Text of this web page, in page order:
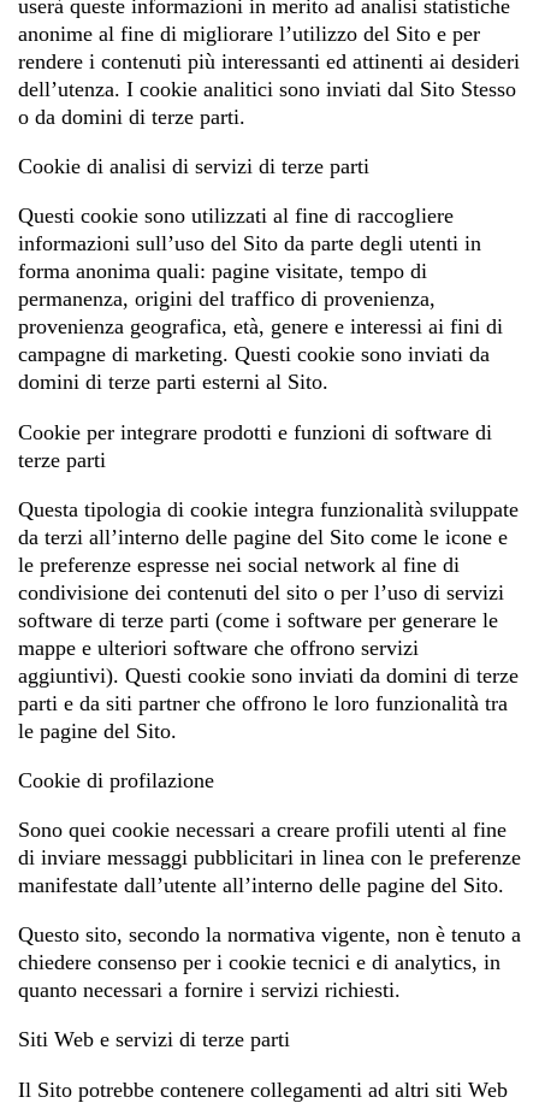
userà queste informazioni in merito ad analisi statistiche
anonime al fine di migliorare l’utilizzo del Sito e per
rendere i contenuti più interessanti ed attinenti ai desideri
dell’utenza. I cookie analitici sono inviati dal Sito Stesso
o da domini di terze parti.
Cookie di analisi di servizi di terze parti
Questi cookie sono utilizzati al fine di raccogliere
informazioni sull’uso del Sito da parte degli utenti in
forma anonima quali: pagine visitate, tempo di
permanenza, origini del traffico di provenienza,
provenienza geografica, età, genere e interessi ai fini di
campagne di marketing. Questi cookie sono inviati da
domini di terze parti esterni al Sito.
Cookie per integrare prodotti e funzioni di software di
terze parti
Questa tipologia di cookie integra funzionalità sviluppate
da terzi all’interno delle pagine del Sito come le icone e
le preferenze espresse nei social network al fine di
condivisione dei contenuti del sito o per l’uso di servizi
software di terze parti (come i software per generare le
mappe e ulteriori software che offrono servizi
aggiuntivi). Questi cookie sono inviati da domini di terze
parti e da siti partner che offrono le loro funzionalità tra
le pagine del Sito.
Cookie di profilazione
Sono quei cookie necessari a creare profili utenti al fine
di inviare messaggi pubblicitari in linea con le preferenze
manifestate dall’utente all’interno delle pagine del Sito.
Questo sito, secondo la normativa vigente, non è tenuto a
chiedere consenso per i cookie tecnici e di analytics, in
quanto necessari a fornire i servizi richiesti.
Siti Web e servizi di terze parti
Il Sito potrebbe contenere collegamenti ad altri siti Web